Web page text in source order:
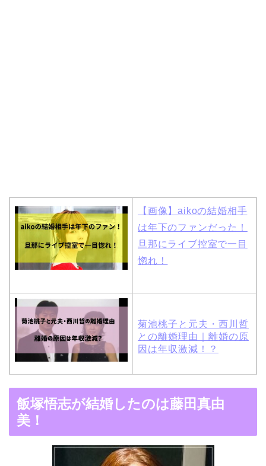
【画像】aikoの結婚相手
は年下のファンだった！
旦那にライブ控室で一目
惚れ！
菊池桃子と元夫・西川哲
との離婚理由｜離婚の原
因は年収激減！？
の馴れ初めは「SMAP×S
演でキムタクがド緊張！
飯塚悟志が結婚したのは藤田真由
美！